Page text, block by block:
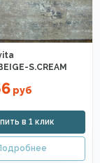
S.CREAM
руб